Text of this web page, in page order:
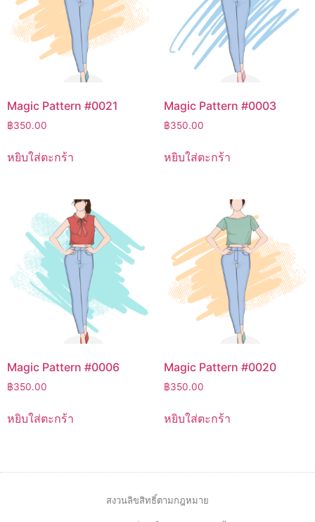
Magic Pattern #0021
฿350.00
หยิบใส่ตะกร้า
Magic Pattern #0003
฿350.00
หยิบใส่ตะกร้า
Magic Pattern #0006
฿350.00
หยิบใส่ตะกร้า
Magic Pattern #0020
฿350.00
หยิบใส่ตะกร้า
สงวนลิขสิทธิ์ตามกฎหมาย